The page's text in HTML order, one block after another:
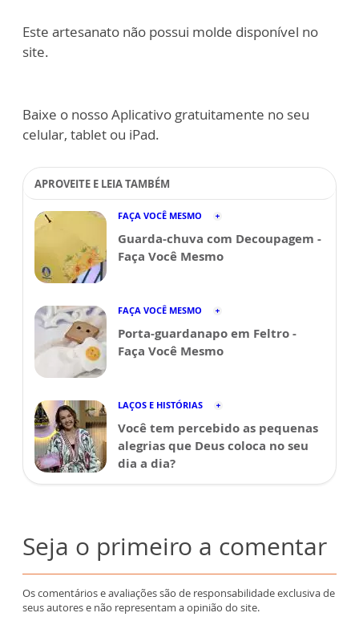
Este artesanato não possui molde disponível no
site.
Baixe o nosso Aplicativo gratuitamente no seu
celular, tablet ou iPad.
APROVEITE E LEIA TAMBÉM
FAÇA VOCÊ MESMO
Guarda-chuva com Decoupagem -
Faça Você Mesmo
FAÇA VOCÊ MESMO
Porta-guardanapo em Feltro -
Faça Você Mesmo
LAÇOS E HISTÓRIAS
Você tem percebido as pequenas
alegrias que Deus coloca no seu
dia a dia?
Seja o primeiro a comentar
Os comentários e avaliações são de responsabilidade exclusiva de
seus autores e não representam a opinião do site.